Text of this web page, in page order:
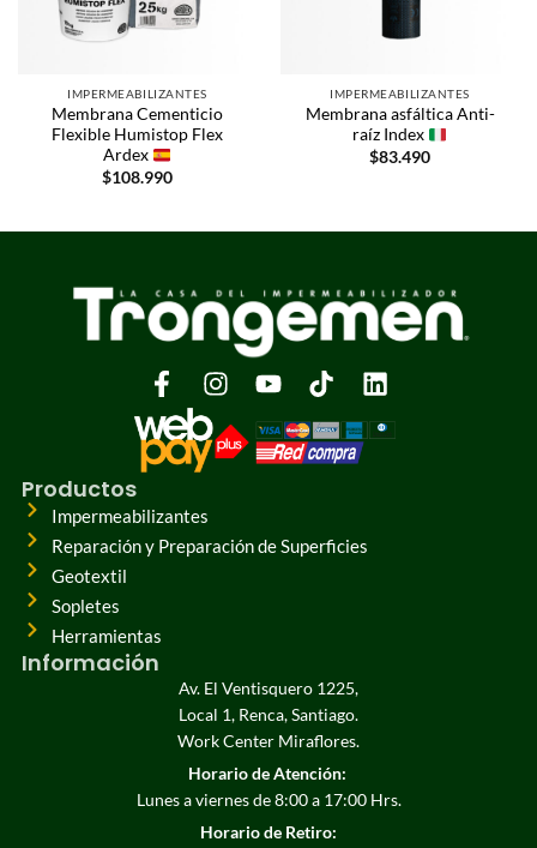
IMPERMEABILIZANTES
Membrana Cementicio
Flexible Humistop Flex
Ardex
$108.990
IMPERMEABILIZANTES
Membrana asfáltica Anti-
raíz Index
$83.490
Información
Av. El Ventisquero 1225,
Local 1, Renca, Santiago.
Work Center Miraflores.
Horario de Atención:
Lunes a viernes de 8:00 a 17:00 Hrs.
Horario de Retiro:
Productos
Impermeabilizantes
Reparación y Preparación de Superficies
Geotextil
Sopletes
Herramientas